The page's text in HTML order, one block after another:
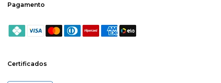
Pagamento
Certificados